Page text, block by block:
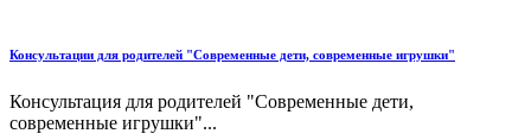
Консультации для родителей "Современные дети, современные игрушки"
Консультация для родителей "Современные дети,
современные игрушки"...